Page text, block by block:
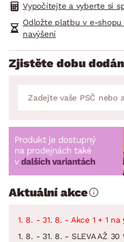
Vypočítejte a vyberte si
Odložte platbu v e-
navýšení
Zjistěte dobu
Aktuální akce
1. 8. - 31. 8. - Akce 1 + 1 na
1. 8. - 31. 8. - SLEVA AŽ